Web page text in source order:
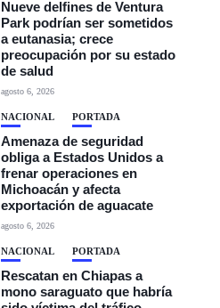
Nueve delfines de Ventura
Park podrían ser sometidos
a eutanasia; crece
preocupación por su estado
de salud
agosto 6, 2026
NACIONAL PORTADA
Amenaza de seguridad
obliga a Estados Unidos a
frenar operaciones en
Michoacán y afecta
exportación de aguacate
agosto 6, 2026
NACIONAL PORTADA
Rescatan en Chiapas a
mono saraguato que habría